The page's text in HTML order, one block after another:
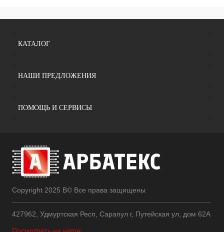
КАТАЛОГ
НАШИ ПРЕДЛОЖЕНИЯ
ПОМОЩЬ И СЕРВИСЫ
Copyright 2025 В© Все права защищены
427962, Удмуртская Респ, Сарапул г, Путейская ул, дом 62А